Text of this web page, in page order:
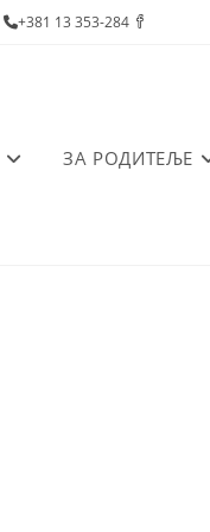
+381 13 353-284
ЗА РОДИТЕЉЕ